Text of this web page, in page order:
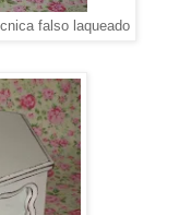
falso laqueado